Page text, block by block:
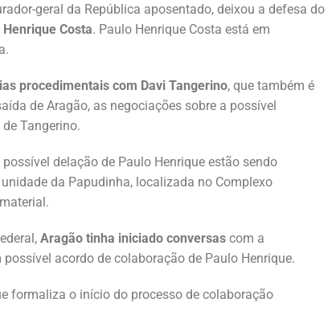
geral da República aposentado, deixou a defesa do
Henrique Costa. Paulo Henrique Costa está em
procedimentais com Davi Tangerino, que também é
de Aragão, as negociações sobre a possível
Tangerino.
delação de Paulo Henrique estão sendo
da Papudinha, localizada no Complexo
Aragão tinha iniciado conversas com a
acordo de colaboração de Paulo Henrique.
formaliza o início do processo de colaboração